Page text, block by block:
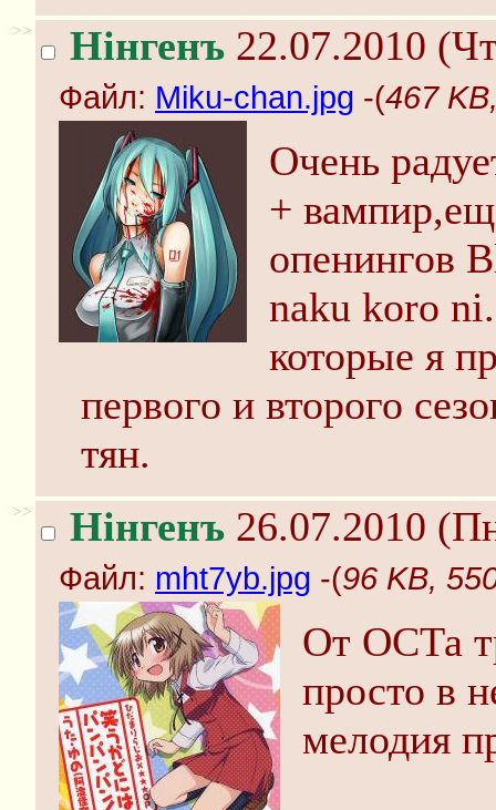
>> Нінгенъ 22.07.2010
Файл: Miku-chan.jpg -(467
Очень
+
опенингов
naku koro
которые я
первого и второго
тян.
>> Нінгенъ 26.07.2010
Файл: mht7yb.jpg -(96 KB,
От ОСТа
просто в
мелодия